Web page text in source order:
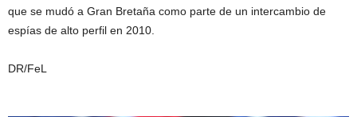
que se mudó a Gran Bretaña como parte de un intercambio de
espías de alto perfil en 2010.
DR/FeL